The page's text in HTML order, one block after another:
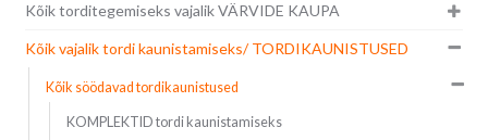
Kõik torditegemiseks vajalik VÄRVIDE KAUPA
Kõik vajalik tordi kaunistamiseks/ TORDIKAUNISTUSED
Kõik söödavad tordikaunistused
KOMPLEKTID tordi kaunistamiseks